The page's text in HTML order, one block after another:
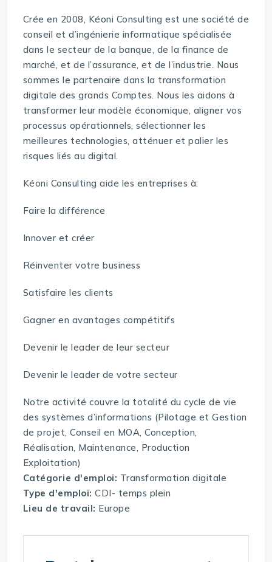
Crée en 2008, Kéoni Consulting est une société de
conseil et d’ingénierie informatique spécialisée
dans le secteur de la banque, de la finance de
marché, et de l’assurance, et de l’industrie. Nous
sommes le partenaire dans la transformation
digitale des grands Comptes. Nous les aidons à
transformer leur modèle économique, aligner vos
processus opérationnels, sélectionner les
meilleures technologies, atténuer et palier les
risques liés au digital.
Kéoni Consulting aide les entreprises à:
Faire la différence
Innover et créer
Réinventer votre business
Satisfaire les clients
Gagner en avantages compétitifs
Devenir le leader de leur secteur
Devenir le leader de votre secteur
Notre activité couvre la totalité du cycle de vie
des systèmes d’informations (Pilotage et Gestion
de projet, Conseil en MOA, Conception,
Réalisation, Maintenance, Production
Exploitation)
Catégorie d'emploi: Transformation digitale
Type d'emploi:CDI- temps plein
Lieu de travail: Europe